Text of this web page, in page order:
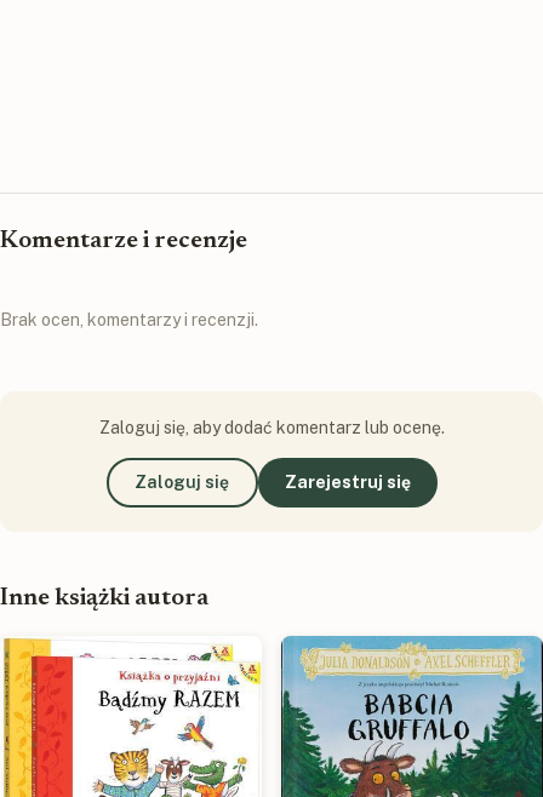
Komentarze i recenzje
Brak ocen, komentarzy i recenzji.
Zaloguj się, aby dodać komentarz lub ocenę.
Zaloguj się Zarejestruj się
Inne książki autora